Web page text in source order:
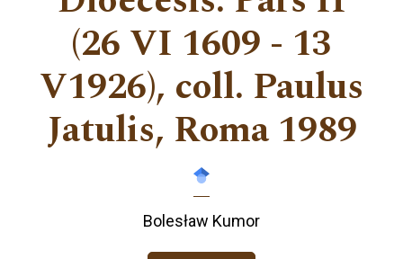
(26 VI 1609 - 13
V1926), coll. Paulus
Jatulis, Roma 1989
Bolesław Kumor